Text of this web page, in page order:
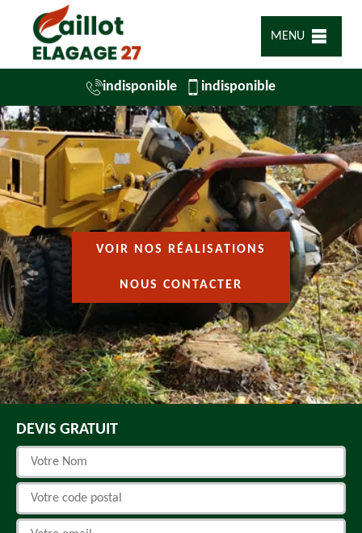
MENU
indisponible indisponible
VOIR NOS RÉALISATIONS
NOUS CONTACTER
DEVIS GRATUIT